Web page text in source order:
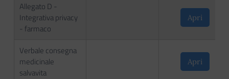
Allegato D -
Integrativa privacy
- farmaco
Apri
Verbale consegna
medicinale
salvavita
Apri